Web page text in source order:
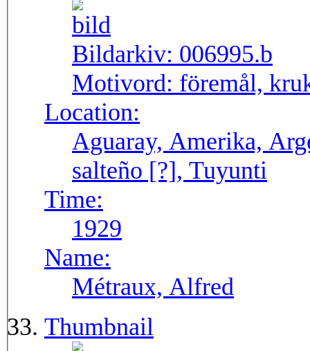
Bildarkiv: 006995.b
Motivord: föremål,
Location:
Aguaray, Amerika,
salteño [?], Tuyunti
Time:
1929
Name:
Métraux, Alfred
Thumbnail